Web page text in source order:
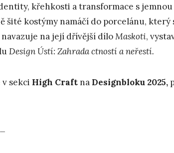
křehkosti a transformace s
kostýmy namáčí do porcelánu, který
na její dřívější díloMaskoti,
Design Ústí: Zahrada ctností a neřestí.
sekci High Craftna Designbloku 2025,